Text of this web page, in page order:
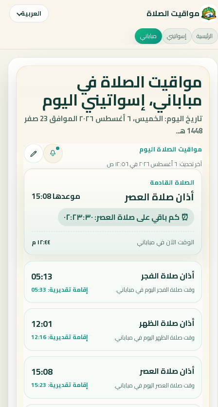
مواقيت الصلاة العربية
الرئيسية إسواتيني مباباني
مواقيت الصلاة في
مباباني، إسواتيني اليوم
تاريخ اليوم: الخميس، ٦ أغسطس ٢٠٢٦ الموافق 23 صفر
1448 هـ.
مواقيت الصلاة اليوم
آخر تحديث: ٦ أغسطس ٢٠٢٦ في ١٢:٥٦ ص
الصلاة القادمة
أذان صلاة العصر موعدها 15:08
⏰ كم باقي على صلاة العصر: ٠٢:٢٣:٢٩
الوقت الآن في مباباني ١٢:٤٤ م
أذان صلاة الفجر
وقت صلاة الفجر اليوم في مباباني.
05:13
إقامة تقديرية: 05:33
أذان صلاة الظهر
وقت صلاة الظهر اليوم في مباباني.
12:01
إقامة تقديرية:12:16
أذان صلاة العصر
وقت صلاة العصر اليوم في مباباني.
15:08
إقامة تقديرية: 15:23